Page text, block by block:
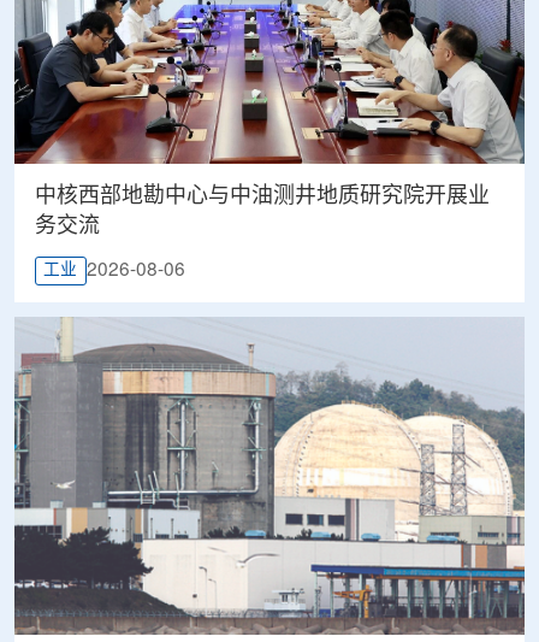
中核西部地勘中心与中油测井地质研究院开展业
务交流
工业 2026-08-06